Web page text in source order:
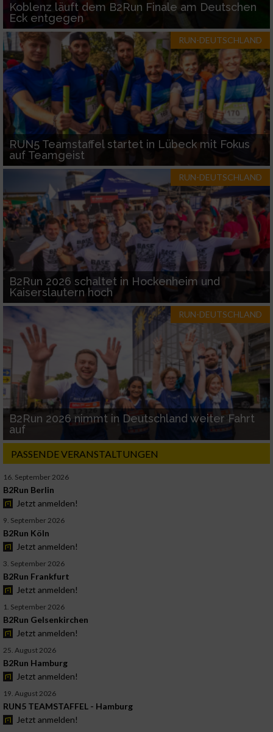
Koblenz läuft dem B2Run Finale am Deutschen
Eck entgegen
RUN-DEUTSCHLAND
RUN5 Teamstaffel startet in Lübeck mit Fokus
auf Teamgeist
RUN-DEUTSCHLAND
B2Run 2026 schaltet in Hockenheim und
Kaiserslautern hoch
RUN-DEUTSCHLAND
B2Run 2026 nimmt in Deutschland weiter Fahrt
auf
PASSENDE VERANSTALTUNGEN
16. September 2026
B2Run Berlin
Jetzt anmelden!
9. September 2026
B2Run Köln
Jetzt anmelden!
3. September 2026
B2Run Frankfurt
Jetzt anmelden!
1. September 2026
B2Run Gelsenkirchen
Jetzt anmelden!
25. August 2026
B2Run Hamburg
Jetzt anmelden!
19. August 2026
RUN5 TEAMSTAFFEL - Hamburg
Jetzt anmelden!